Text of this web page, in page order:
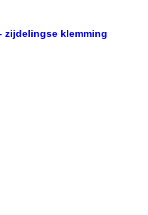
zijdelingse klemming